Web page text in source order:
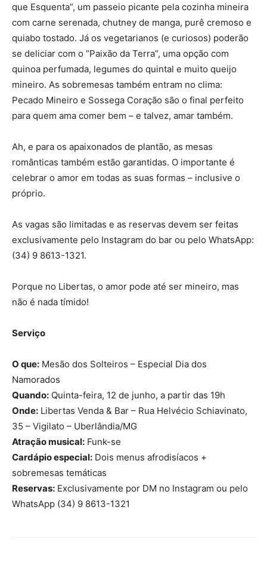
que Esquenta”, um passeio picante pela cozinha mineira
com carne serenada, chutney de manga, purê cremoso e
quiabo tostado. Já os vegetarianos (e curiosos) poderão
se deliciar com o “Paixão da Terra”, uma opção com
quinoa perfumada, legumes do quintal e muito queijo
mineiro. As sobremesas também entram no clima:
Pecado Mineiro e Sossega Coração são o final perfeito
para quem ama comer bem – e talvez, amar também.
Ah, e para os apaixonados de plantão, as mesas
românticas também estão garantidas. O importante é
celebrar o amor em todas as suas formas – inclusive o
próprio.
As vagas são limitadas e as reservas devem ser feitas
exclusivamente pelo Instagram do bar ou pelo WhatsApp:
(34) 9 8613-1321.
Porque no Libertas, o amor pode até ser mineiro, mas
não é nada tímido!
Serviço
O que: Mesão dos Solteiros – Especial Dia dos
Namorados
Quando: Quinta-feira, 12 de junho, a partir das 19h
Onde: Libertas Venda & Bar – Rua Helvécio Schiavinato,
35 – Vigilato – Uberlândia/MG
Atração musical: Funk-se
Cardápio especial: Dois menus afrodisíacos +
sobremesas temáticas
Reservas: Exclusivamente por DM no Instagram ou pelo
WhatsApp (34) 9 8613-1321